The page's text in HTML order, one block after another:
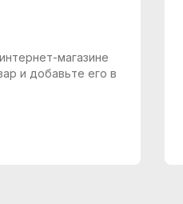
магазине
и добавьте его в